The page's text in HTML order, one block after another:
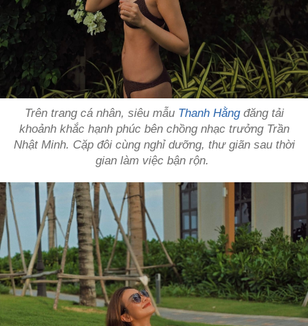
Trên trang cá nhân, siêu mẫu Thanh Hằngđăng tải
khoảnh khắc hạnh phúc bên chồng nhạc trưởng Trần
Nhật Minh. Cặp đôi cùng nghỉ dưỡng, thư giãn sau thời
gian làm việc bận rộn.